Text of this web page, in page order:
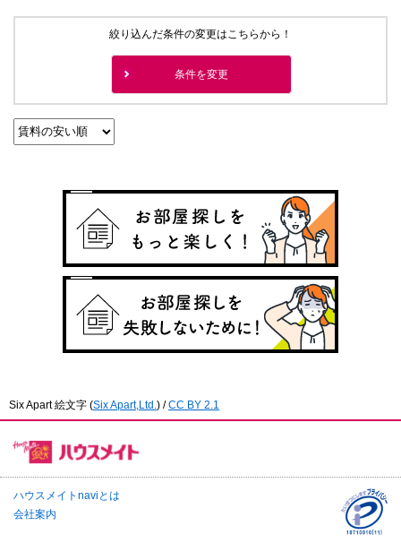
絞り込んだ条件の変更はこちらから！
条件を変更
Six Apart 絵文字 (Six Apart,Ltd. ) /CC BY 2.1
ハウスメイトnaviとは
会社案内